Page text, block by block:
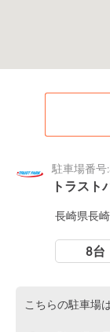
駐車場番号
トラスト
長崎県長
8台
こちらの駐車場